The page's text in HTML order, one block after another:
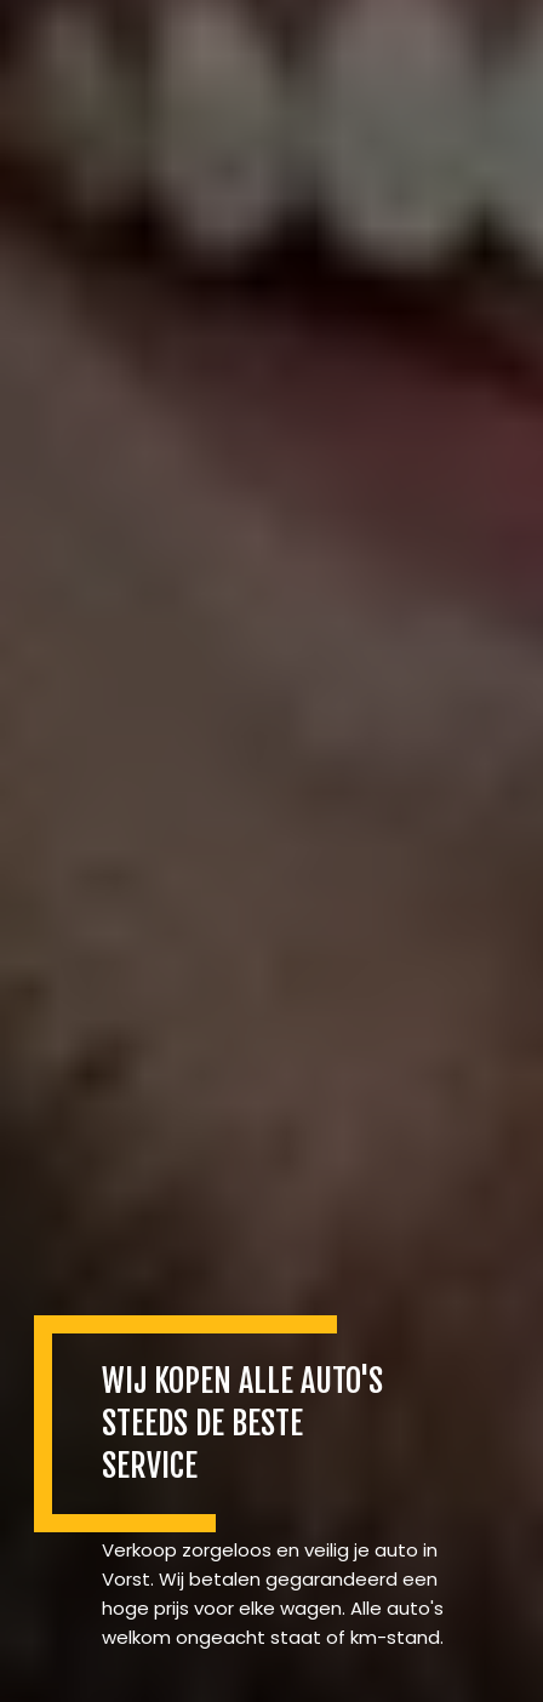
WIJ KOPEN ALLE AUTO'S
STEEDS DE BESTE
SERVICE
Verkoop zorgeloos en veilig je auto in
Vorst. Wij betalen gegarandeerd een
hoge prijs voor elke wagen. Alle auto's
welkom ongeacht staat of km-stand.